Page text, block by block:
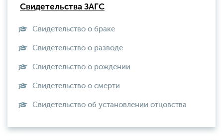
Свидетельства ЗАГС
Свидетельство о браке
Свидетельство о разводе
Свидетельство о рождении
Свидетельство о смерти
Свидетельство об установлении отцовства